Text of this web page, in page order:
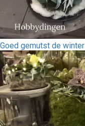
Goed gemutst de